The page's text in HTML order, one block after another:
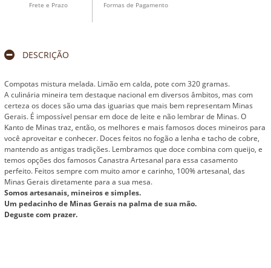
Frete e Prazo Formas de Pagamento
DESCRIÇÃO
Compotas mistura melada. Limão em calda, pote com 320 gramas.
A culinária mineira tem destaque nacional em diversos âmbitos, mas com
certeza os doces são uma das iguarias que mais bem representam Minas
Gerais. É impossível pensar em doce de leite e não lembrar de Minas. O
Kanto de Minas traz, então, os melhores e mais famosos doces mineiros para
você aproveitar e conhecer. Doces feitos no fogão a lenha e tacho de cobre,
mantendo as antigas tradições. Lembramos que doce combina com queijo, e
temos opções dos famosos Canastra Artesanal para essa casamento
perfeito. Feitos sempre com muito amor e carinho, 100% artesanal, das
Minas Gerais diretamente para a sua mesa.
Somos artesanais, mineiros e simples.
Um pedacinho de Minas Gerais na palma de sua mão.
Deguste com prazer.